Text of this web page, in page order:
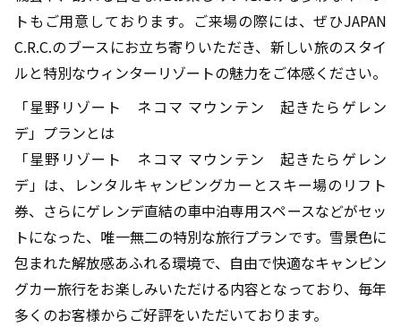
トもご用意しております。ご来場の際には、ぜひJAPAN
C.R.C.のブースにお立ち寄りいただき、新しい旅のスタイ
ルと特別なウィンターリゾートの魅力をご体感ください。
「星野リゾート ネコマ マウンテン 起きたらゲレン
デ」プランとは
「星野リゾート ネコマ マウンテン 起きたらゲレン
デ」は、レンタルキャンピングカーとスキー場のリフト
券、さらにゲレンデ直結の車中泊専用スペースなどがセッ
トになった、唯一無二の特別な旅行プランです。雪景色に
包まれた解放感あふれる環境で、自由で快適なキャンピン
グカー旅行をお楽しみいただける内容となっており、毎年
多くのお客様からご好評をいただいております。